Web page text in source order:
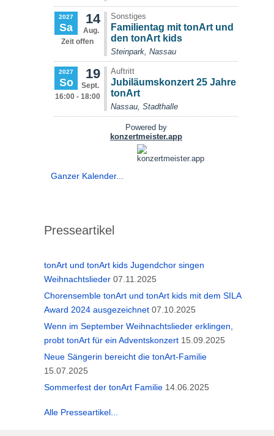
Ganzer Kalender...
Presseartikel
tonArt und tonArt kids Jugendchor singen
Weihnachtslieder 07.11.2025
Chorensemble tonArt und tonArt kids mit dem SILA
Award 2024 ausgezeichnet 07.10.2025
Wenn im September Weihnachtslieder erklingen,
probt tonArt für ein Adventskonzert 15.09.2025
Neue Sängerin bereicht die tonArt-Familie
15.07.2025
Sommerfest der tonArt Familie 14.06.2025
Alle Presseartikel...